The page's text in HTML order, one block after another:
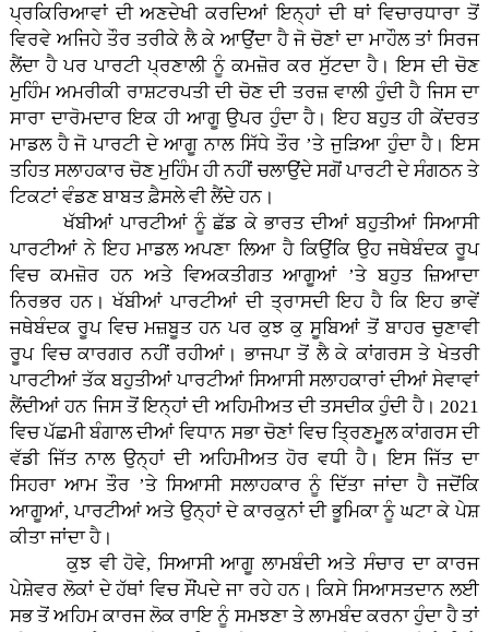
ਪ੍ਰਕਿਰਿਆਵਾਂ ਦੀ ਅਣਦੇਖੀ ਕਰਦਿਆਂ ਇਨ੍ਹਾਂ ਦੀ ਥਾਂ ਵਿਚਾਰਧਾਰਾ ਤੋਂ
ਵਿਰਵੇ ਅਜਿਹੇ ਤੌਰ ਤਰੀਕੇ ਲੈ ਕੇ ਆਉਂਦਾ ਹੈ ਜੋ ਚੋਣਾਂ ਦਾ ਮਾਹੌਲ ਤਾਂ ਸਿਰਜ
ਲੈਂਦਾ ਹੈ ਪਰ ਪਾਰਟੀ ਪ੍ਰਣਾਲੀ ਨੂੰ ਕਮਜ਼ੋਰ ਕਰ ਸੁੱਟਦਾ ਹੈ। ਇਸ ਦੀ ਚੋਣ
ਮੁਹਿੰਮ ਅਮਰੀਕੀ ਰਾਸ਼ਟਰਪਤੀ ਦੀ ਚੋਣ ਦੀ ਤਰਜ਼ ਵਾਲੀ ਹੁੰਦੀ ਹੈ ਜਿਸ ਦਾ
ਸਾਰਾ ਦਾਰੋਮਦਾਰ ਇਕ ਹੀ ਆਗੂ ਉਪਰ ਹੁੰਦਾ ਹੈ। ਇਹ ਬਹੁਤ ਹੀ ਕੇਂਦਰਤ
ਮਾਡਲ ਹੈ ਜੋ ਪਾਰਟੀ ਦੇ ਆਗੂ ਨਾਲ ਸਿੱਧੇ ਤੌਰ ’ਤੇ ਜੁੜਿਆ ਹੁੰਦਾ ਹੈ। ਇਸ
ਤਹਿਤ ਸਲਾਹਕਾਰ ਚੋਣ ਮੁਹਿੰਮ ਹੀ ਨਹੀਂ ਚਲਾਉਂਦੇ ਸਗੋਂ ਪਾਰਟੀ ਦੇ ਸੰਗਠਨ ਤੇ
ਟਿਕਟਾਂ ਵੰਡਣ ਬਾਬਤ ਫ਼ੈਸਲੇ ਵੀ ਲੈਂਦੇ ਹਨ।
ਖੱਬੀਆਂ ਪਾਰਟੀਆਂ ਨੂੰ ਛੱਡ ਕੇ ਭਾਰਤ ਦੀਆਂ ਬਹੁਤੀਆਂ ਸਿਆਸੀ
ਪਾਰਟੀਆਂ ਨੇ ਇਹ ਮਾਡਲ ਅਪਣਾ ਲਿਆ ਹੈ ਕਿਉਂਕਿ ਉਹ ਜਥੇਬੰਦਕ ਰੂਪ
ਵਿਚ ਕਮਜ਼ੋਰ ਹਨ ਅਤੇ ਵਿਅਕਤੀਗਤ ਆਗੂਆਂ ’ਤੇ ਬਹੁਤ ਜ਼ਿਆਦਾ
ਨਿਰਭਰ ਹਨ। ਖੱਬੀਆਂ ਪਾਰਟੀਆਂ ਦੀ ਤ੍ਰਾਸਦੀ ਇਹ ਹੈ ਕਿ ਇਹ ਭਾਵੇਂ
ਜਥੇਬੰਦਕ ਰੂਪ ਵਿਚ ਮਜ਼ਬੂਤ ਹਨ ਪਰ ਕੁਝ ਕੁ ਸੂਬਿਆਂ ਤੋਂ ਬਾਹਰ ਚੁਣਾਵੀ
ਰੂਪ ਵਿਚ ਕਾਰਗਰ ਨਹੀਂ ਰਹੀਆਂ। ਭਾਜਪਾ ਤੋਂ ਲੈ ਕੇ ਕਾਂਗਰਸ ਤੇ ਖੇਤਰੀ
ਪਾਰਟੀਆਂ ਤੱਕ ਬਹੁਤੀਆਂ ਪਾਰਟੀਆਂ ਸਿਆਸੀ ਸਲਾਹਕਾਰਾਂ ਦੀਆਂ ਸੇਵਾਵਾਂ
ਲੈਂਦੀਆਂ ਹਨ ਜਿਸ ਤੋਂ ਇਨ੍ਹਾਂ ਦੀ ਅਹਿਮੀਅਤ ਦੀ ਤਸਦੀਕ ਹੁੰਦੀ ਹੈ। 2021
ਵਿਚ ਪੱਛਮੀ ਬੰਗਾਲ ਦੀਆਂ ਵਿਧਾਨ ਸਭਾ ਚੋਣਾਂ ਵਿਚ ਤ੍ਰਿਣਮੂਲ ਕਾਂਗਰਸ ਦੀ
ਵੱਡੀ ਜਿੱਤ ਨਾਲ ਉਨ੍ਹਾਂ ਦੀ ਅਹਿਮੀਅਤ ਹੋਰ ਵਧੀ ਹੈ। ਇਸ ਜਿੱਤ ਦਾ
ਸਿਹਰਾ ਆਮ ਤੌਰ ’ਤੇ ਸਿਆਸੀ ਸਲਾਹਕਾਰ ਨੂੰ ਦਿੱਤਾ ਜਾਂਦਾ ਹੈ ਜਦੋਂਕਿ
ਆਗੂਆਂ, ਪਾਰਟੀਆਂ ਅਤੇ ਉਨ੍ਹਾਂ ਦੇ ਕਾਰਕੁਨਾਂ ਦੀ ਭੂਮਿਕਾ ਨੂੰ ਘਟਾ ਕੇ ਪੇਸ਼
ਕੀਤਾ ਜਾਂਦਾ ਹੈ।
ਕੁਝ ਵੀ ਹੋਵੇ, ਸਿਆਸੀ ਆਗੂ ਲਾਮਬੰਦੀ ਅਤੇ ਸੰਚਾਰ ਦਾ ਕਾਰਜ
ਪੇਸ਼ੇਵਰ ਲੋਕਾਂ ਦੇ ਹੱਥਾਂ ਵਿਚ ਸੌਂਪਦੇ ਜਾ ਰਹੇ ਹਨ। ਕਿਸੇ ਸਿਆਸਤਦਾਨ ਲਈ
ਸਭ ਤੋਂ ਅਹਿਮ ਕਾਰਜ ਲੋਕ ਰਾਇ ਨੂੰ ਸਮਝਣਾ ਤੇ ਲਾਮਬੰਦ ਕਰਨਾ ਹੁੰਦਾ ਹੈ ਤਾਂ